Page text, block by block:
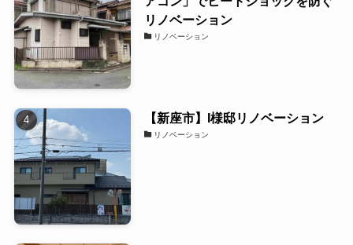
リノベーション
リノベーション
【新座市】I様邸リノベーション
リノベーション